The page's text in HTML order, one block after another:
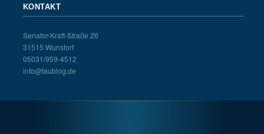
KONTAKT
Senator-Kraft-Straße 26
31515 Wunstorf
05031/959-4512
info@taublog.de